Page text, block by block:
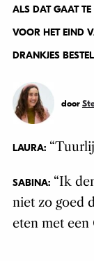
ALS DAT GAAT
VOOR HET EIND
DRANKJES
door
LAURA:
SABINA:“Ik
niet zo goed
eten met een